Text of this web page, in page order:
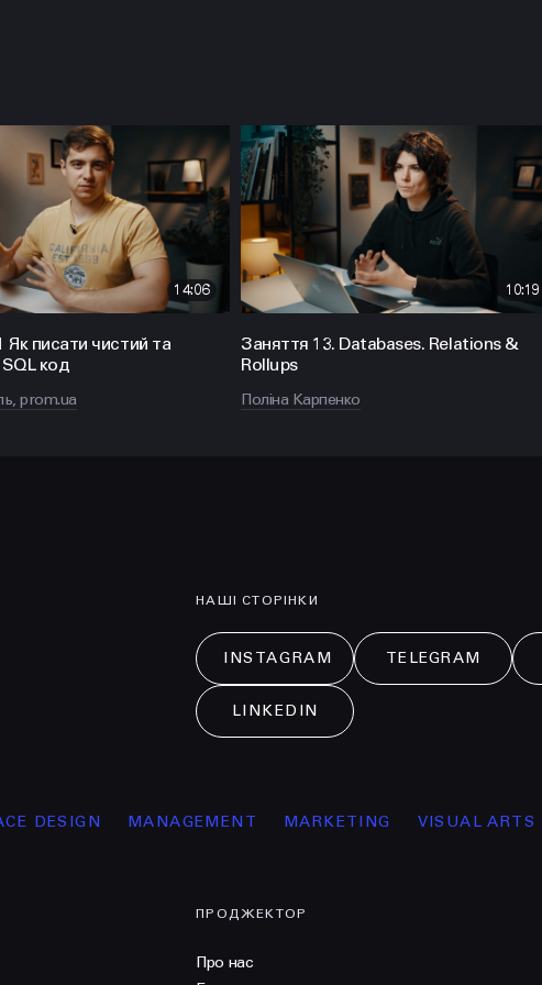
14:06
Як писати чистий та
SQL код
prom.ua
10:19
Заняття 13. Databases. Relations &
Rollups
Поліна Карпенко
НАШІ СТОРІНКИ
INSTAGRAM TELEGRAM
LINKEDIN
MANAGEMENT MARKETING VISUAL ARTS ОСВІТА
ПРОДЖЕКТОР
Про нас